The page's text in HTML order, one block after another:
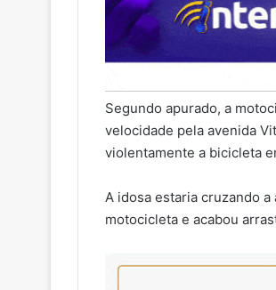
Segundo apurado, a
velocidade pela avenida
violentamente a bicicleta
A idosa estaria cruzando
motocicleta e acabou